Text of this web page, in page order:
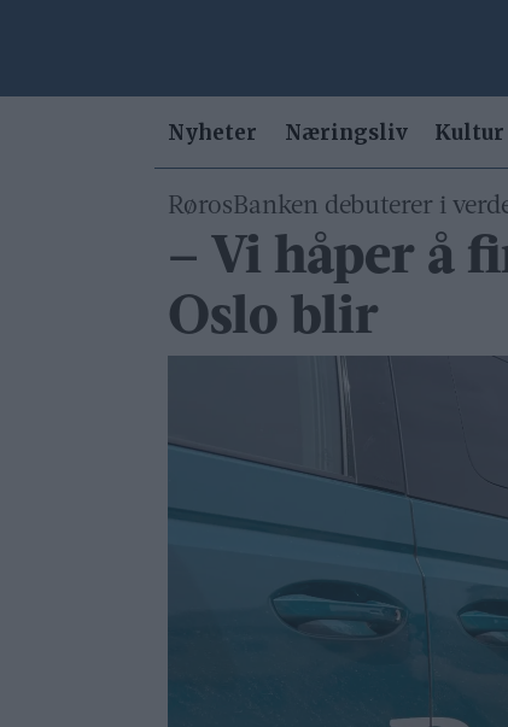
Nyheter Næringsliv Kultur
RørosBanken debuterer i
– Vi håper å
Oslo blir